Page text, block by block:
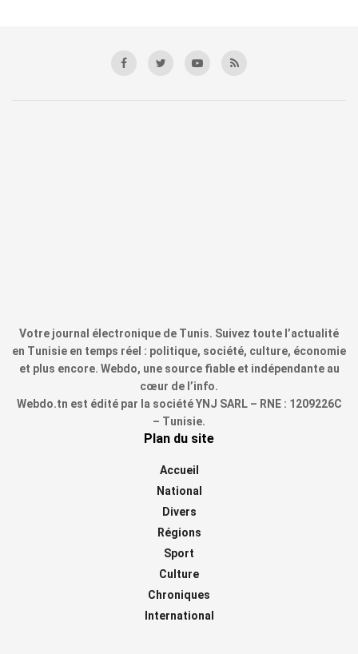
Votre journal électronique de Tunis. Suivez toute l’actualité
en Tunisie en temps réel : politique, société, culture, économie
et plus encore. Webdo, une source fiable et indépendante au
cœur de l’info.
Webdo.tn est édité par la société YNJ SARL – RNE : 1209226C
– Tunisie.
Plan du site
Accueil
National
Divers
Régions
Sport
Culture
Chroniques
International